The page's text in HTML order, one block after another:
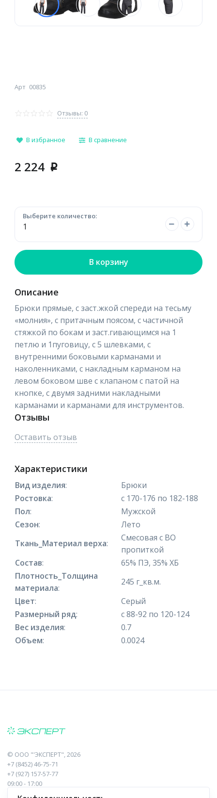
Арт 00835
Отзывы: 0
В избранное В сравнение
2 224 p
Выберите количество:
В корзину
Описание
Брюки прямые, с заст.жкой спереди на тесьму
«молния», с притачным поясом, с частичной
стяжкой по бокам и заст.гивающимся на 1
петлю и 1пуговицу, с 5 шлевками, с
внутренними боковыми карманами и
наколенниками, с накладным карманом на
левом боковом шве с клапаном с патой на
кнопке, с двумя задними накладными
карманами и карманами для инструментов.
Отзывы
Оставить отзыв
Характеристики
Вид изделия:
Брюки
Ростовка:
с 170-176 по 182-188
Пол:
Мужской
Сезон:
Лето
Ткань_Материал верха:
Смесовая с ВО
пропиткой
Состав:
65% ПЭ, 35% ХБ
Плотность_Толщина
материала:
245 г_кв.м.
Цвет:
Серый
Размерный ряд:
с 88-92 по 120-124
Вес изделия:
0.7
Объем: 0.0024
© ООО "'ЭКСПЕРТ", 2026
+7 (8452) 46-75-71
+7 (927) 157-57-77
09:00 - 17:00
410017, Саратов, Пугачева, 10 к1, оф.23